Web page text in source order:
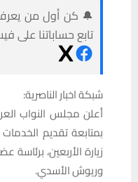
🔔 كن أول من يعرف
تابع حساباتنا على
شبكة اخبار الناصرية:
أعلن مجلس النواب
بمتابعة تقديم
زيارة الأربعين،
وريوش الأسدي.